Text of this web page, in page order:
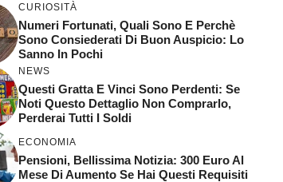
CURIOSITÀ
Numeri Fortunati, Quali Sono E Perchè
Sono Consiederati Di Buon Auspicio: Lo
Sanno In Pochi
NEWS
Questi Gratta E Vinci Sono Perdenti: Se
Noti Questo Dettaglio Non Comprarlo,
Perderai Tutti I Soldi
ECONOMIA
Pensioni, Bellissima Notizia: 300 Euro Al
Mese Di Aumento Se Hai Questi Requisiti